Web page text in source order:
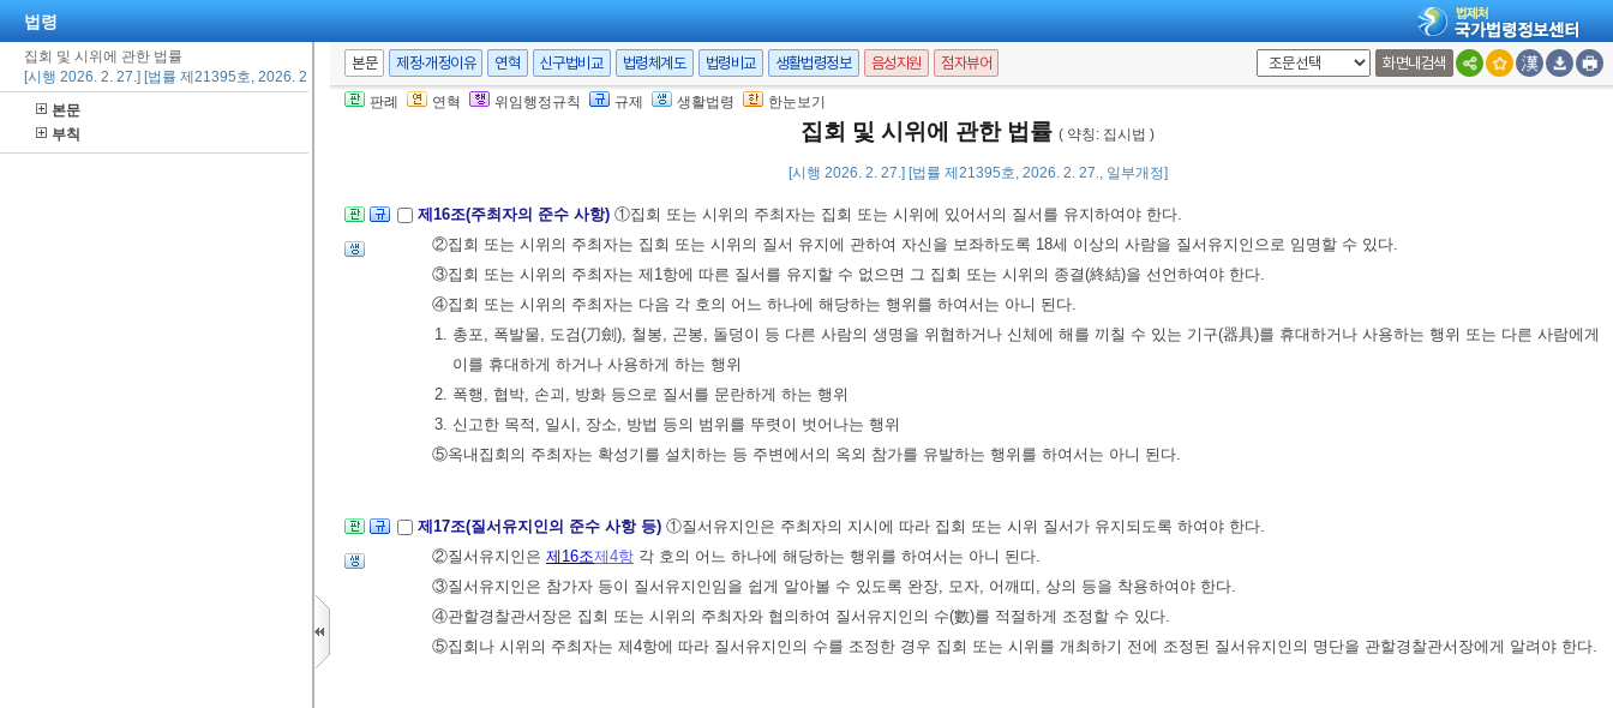
법령
집회 및 시위에 관한 법률
[시행 2026. 2. 27.] [법률 제21395호, 2026. 2. 27., 일부개정]
본문
부칙
본문 제정·개정이유 연혁 신구법비교 법령체계도 법령비교 생활법령정보 음성지원 점자뷰어 화면내검색
판례 연혁 위임행정규칙 규제 생활법령 한눈보기
집회 및 시위에 관한 법률 ( 약칭: 집시법 )
[시행 2026. 2. 27.] [법률 제21395호, 2026. 2. 27., 일부개정]
②관할경찰관서장은 집회 또는 시위의 주최자가 제1항에 따른 기준을 초과하는 소음을 발생시켜 타인에게 피해를 주는 경우에는 그 기준 이하의 소음 유지 또는 확성기
등의 사용 중지를 명하거나 확성기 등의 일시보관 등 필요한 조치를 할 수 있다.
학문, 예술, 체육, 종교, 의식, 친목, 오락, 관혼상제(冠婚喪祭) 및 국경행사(國慶行事)에 관한 집회에는
제16조(주최자의 준수 사항) ①집회 또는 시위의 주최자는 집회 또는 시위에 있어서의 질서를 유지하여야 한다.
②집회 또는 시위의 주최자는 집회 또는 시위의 질서 유지에 관하여 자신을 보좌하도록 18세 이상의 사람을 질서유지인으로 임명할 수 있다.
③집회 또는 시위의 주최자는 제1항에 따른 질서를 유지할 수 없으면 그 집회 또는 시위의 종결(終結)을 선언하여야 한다.
④집회 또는 시위의 주최자는 다음 각 호의 어느 하나에 해당하는 행위를 하여서는 아니 된다.
1. 총포, 폭발물, 도검(刀劍), 철봉, 곤봉, 돌덩이 등 다른 사람의 생명을 위협하거나 신체에 해를 끼칠 수 있는 기구(器具)를 휴대하거나 사용하는 행위 또는 다른 사람에게
이를 휴대하게 하거나 사용하게 하는 행위
2. 폭행, 협박, 손괴, 방화 등으로 질서를 문란하게 하는 행위
3. 신고한 목적, 일시, 장소, 방법 등의 범위를 뚜렷이 벗어나는 행위
⑤옥내집회의 주최자는 확성기를 설치하는 등 주변에서의 옥외 참가를 유발하는 행위를 하여서는 아니 된다.
제17조(질서유지인의 준수 사항 등) ①질서유지인은 주최자의 지시에 따라 집회 또는 시위 질서가 유지되도록 하여야 한다.
②질서유지인은 제16조제4항 각 호의 어느 하나에 해당하는 행위를 하여서는 아니 된다.
③질서유지인은 참가자 등이 질서유지인임을 쉽게 알아볼 수 있도록 완장, 모자, 어깨띠, 상의 등을 착용하여야 한다.
④관할경찰관서장은 집회 또는 시위의 주최자와 협의하여 질서유지인의 수(數)를 적절하게 조정할 수 있다.
⑤집회나 시위의 주최자는 제4항에 따라 질서유지인의 수를 조정한 경우 집회 또는 시위를 개최하기 전에 조정된 질서유지인의 명단을 관할경찰관서장에게 알려야 한다.